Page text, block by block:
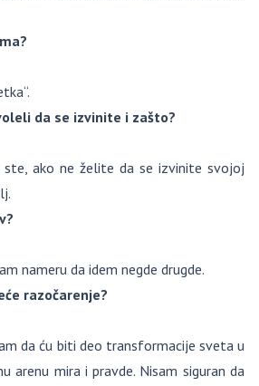
da se izvinite i zašto?
ste, ako ne želite da se izvinite svojoj
nameru da idem negde drugde.
razočarenje?
da ću biti deo transformacije sveta u
arenu mira i pravde. Nisam siguran da